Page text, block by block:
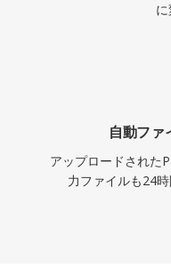
に
自動ファ
アップロードされた
力ファイルも24